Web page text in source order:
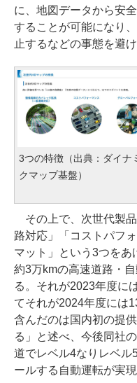
に、地図データから安
することが可能になり
止するなどの事態を避
3つの特徴（出典：ダイナ
クマップ基盤）
その上で、次世代製
路対応」「コストパフ
マット」という3つをあ
約3万kmの高速道路・
る。それが2023年度に
てそれが2024年度には
含んだのは国内初の提
る」と述べ、今後同社
道でレベル4なりレベル
ールする自動運転が実